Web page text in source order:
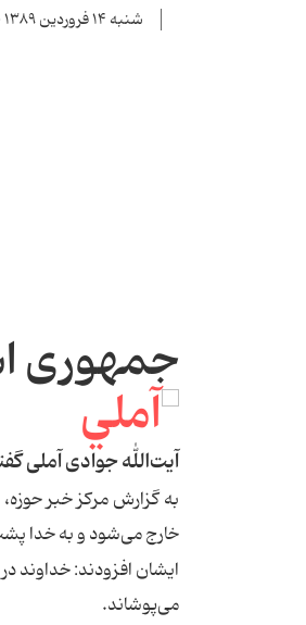
شنبه ۱۴ فروردین ۱۳۸۹ - ۰۰:۰۰
جمهوری
آیت‌الله جوادی آملی
به گزارش مرکز خبر
خارج می‌شود و به خدا
ایشان افزودند: خداوند
می‌پوشاند.